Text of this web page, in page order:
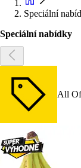
Speciální
Speciální nabídky
All